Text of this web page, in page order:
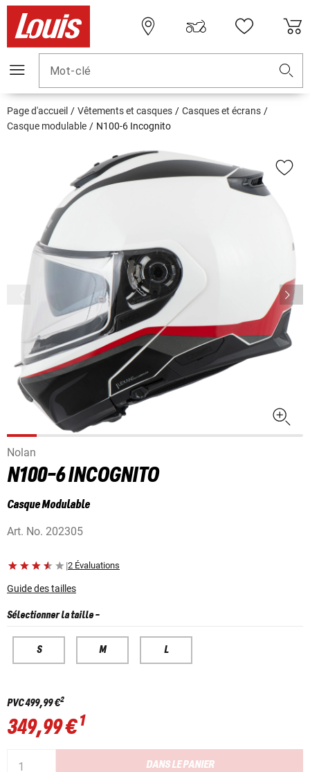
Mot-clé
Page d'accueil Vêtements et casques
Casques et écrans
Casque modulable
N100-6 Incognito
Nolan
N100-6 INCOGNITO
Casque Modulable
Art. No. 202305
|2 Évaluations
Guide des tailles
Sélectionner la taille-
S M L
PVC499,99 €2
349,99 €1
DANS LE PANIER